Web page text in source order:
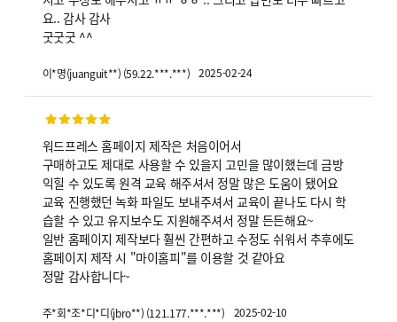
요.. 감사 감사
굿굿굿 ^^
이*명(juanguit**) (59.22.***.***) 2025-02-24
워드프레스 홈페이지 제작은 처음이어서
구매하고도 제대로 사용할 수 있을지 고민을 많이했는데 금방
익힐 수 있도록 원격 교육 해주셔서 정말 많은 도움이 됐어요
교육 진행했던 녹화 파일도 보내주셔서 교육이 끝나도 다시 학
습할 수 있고 유지보수도 지원해주셔서 정말 든든해요~
일반 홈페이지 제작보다 훨씬 간편하고 수정도 쉬워서 추후에도
홈페이지 제작 시 "마이홈피"를 이용할 것 같아요
정말 감사합니다~
주*회*조*디*디(jbro**) (121.177.***.***) 2025-02-10